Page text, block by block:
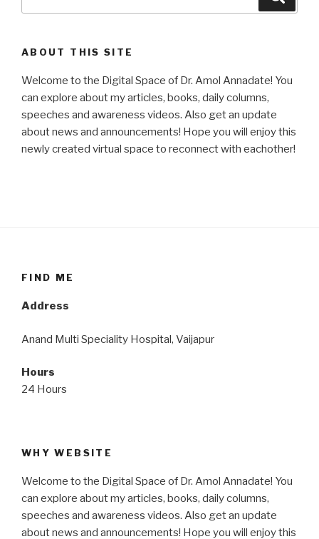
ABOUT THIS SITE
Welcome to the Digital Space of Dr. Amol Annadate! You
can explore about my articles, books, daily columns,
speeches and awareness videos. Also get an update
about news and announcements! Hope you will enjoy this
newly created virtual space to reconnect with eachother!
FIND ME
Address
Anand Multi Speciality Hospital, Vaijapur
Hours
24 Hours
WHY WEBSITE
Welcome to the Digital Space of Dr. Amol Annadate! You
can explore about my articles, books, daily columns,
speeches and awareness videos. Also get an update
about news and announcements! Hope you will enjoy this